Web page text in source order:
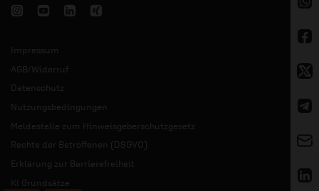
Impressum
AGB/Widerruf
Datenschutz
Nutzungsbedingungen
Meldestelle zum Hinweisgeberschutzgesetz
Rechte der Betroffenen (DSGVO)
Erklärung zur Barrierefreiheit
KI Grundsätze